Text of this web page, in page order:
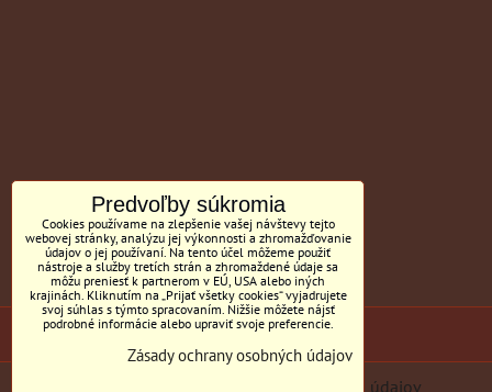
(c) Sedačky BILL MC Tornyai
Zásady ochrany osobných údajov
Predvoľby súkromia
Cookies používame na zlepšenie vašej návštevy tejto
webovej stránky, analýzu jej výkonnosti a zhromažďovanie
údajov o jej používaní. Na tento účel môžeme použiť
nástroje a služby tretích strán a zhromaždené údaje sa
môžu preniesť k partnerom v EÚ, USA alebo iných
krajinách. Kliknutím na „Prijať všetky cookies“ vyjadrujete
svoj súhlas s týmto spracovaním. Nižšie môžete nájsť
podrobné informácie alebo upraviť svoje preferencie.
Zásady ochrany osobných údajov